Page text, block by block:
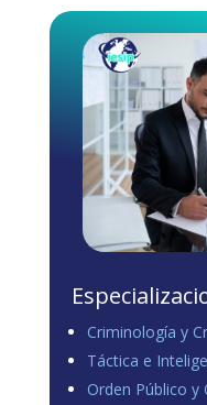
Criminología y
Táctica e
Orden Público y